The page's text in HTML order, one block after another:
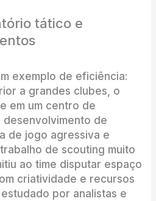
tático e
exemplo de eficiência:
a grandes clubes, o
em um centro de
de
de jogo agressiva e
de scouting muito
ao time disputar espaço
criatividade e recursos
estudado por analistas e